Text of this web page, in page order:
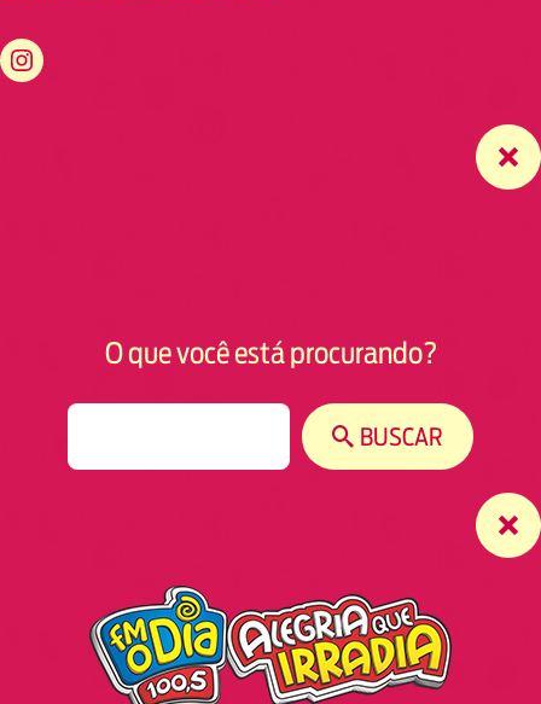
https://www.instagram.com/fmodiaresende
O que você está procurando?
BUSCAR